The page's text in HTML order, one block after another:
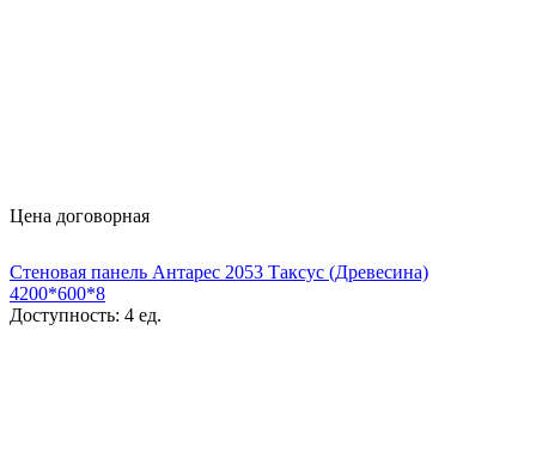
Цена договорная
Стеновая панель Антарес 2053 Таксус (Древесина)
4200*600*8
Доступность: 4 ед.